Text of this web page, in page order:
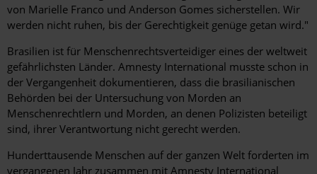
von Marielle Franco und Anderson Gomes sicherstellen. Wir
werden nicht ruhen, bis der Gerechtigkeit genüge getan wird."
Brasilien ist für Menschenrechtsverteidiger eines der weltweit
gefährlichsten Länder. Amnesty International musste schon in
der Vergangenheit dokumentieren, dass die brasilianischen
Behörden bei der Untersuchung von Morden an
Menschenrechtlern und Morden, an denen Polizisten beteiligt
sind, ihrer Verantwortung nicht gerecht werden.
Hunderttausende Menschen auf der ganzen Welt forderten im
vergangenen Jahr zusammen mit Amnesty International